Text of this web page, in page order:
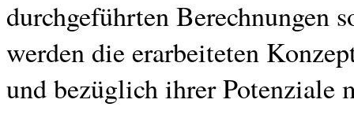
durchgeführten Berechnungen
werden die erarbeiteten
und bezüglich ihrer Potenziale